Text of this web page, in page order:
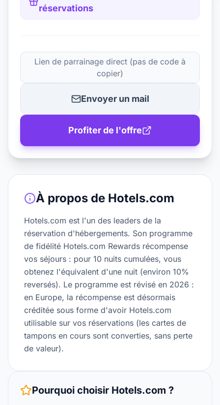
réservations
Lien de parrainage direct (pas de code à
copier)
Envoyer un mail
Profiter de l'offre
À propos de Hotels.com
Hotels.com est l'un des leaders de la
réservation d'hébergements. Son programme
de fidélité Hotels.com Rewards récompense
vos séjours : pour 10 nuits cumulées, vous
obtenez l'équivalent d'une nuit (environ 10%
reversés). Le programme est révisé en 2026 :
en Europe, la récompense est désormais
créditée sous forme d'avoir Hotels.com
utilisable sur vos réservations (les cartes de
tampons en cours sont converties, sans perte
de valeur).
Pourquoi choisir Hotels.com ?